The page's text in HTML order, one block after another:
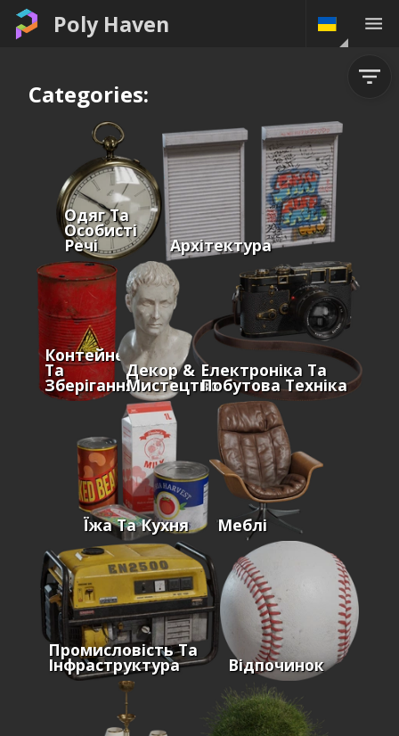
Poly Haven
Categories:
Одяг Та
Особисті
Речі Архітектура
Контейнери
Та
Зберігання
Декор &
Мистецтво
Електроніка Та
Побутова Техніка
Їжа Та Кухня Меблі
Промисловість Та
Інфраструктура Відпочинок